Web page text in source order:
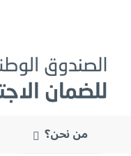
من نحن؟